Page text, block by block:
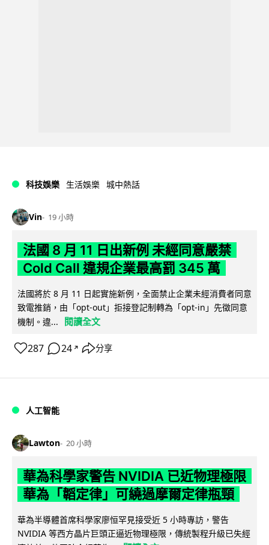
科技娛樂 生活娛樂 城中熱話
Vin 19 小時
法國 8 月 11 日出新例 未經同意嚴禁
Cold Call 違規企業最高罰 345 萬
法國將於 8 月 11 日起實施新例，全面禁止企業未經消費者同意
致電推銷，由「opt-out」拒接登記制轉為「opt-in」先徵同意
機制。違...
閱讀全文
287 24 ↗ 分享
人工智能
Lawton 20 小時
華為科學家警告 NVIDIA 已近物理極限
華為「韜定律」可繞過摩爾定律瓶頸
華為半導體首席科學家廖恒罕見接受近 5 小時專訪，警告
NVIDIA 等西方晶片巨頭正逼近物理極限，傳統製程升級已失經